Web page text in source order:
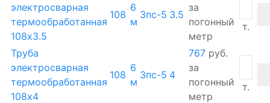
электросварная
термообработанная
108х3.5
108
6
м
3пс-5 3.5
за
погонный
метр
т.
Труба
электросварная
термообработанная
108х4
108
6
м
3пс-5 4
767 руб.
за
погонный
метр
т.